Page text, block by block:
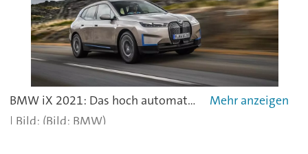
BMW iX 2021: Das hoch automatisierte Fahren der Stufe drei bleibt zunächst außen vor.
(Bild: BMW)